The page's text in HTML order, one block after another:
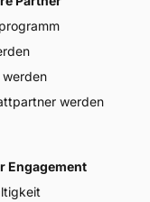
werden
Engagement